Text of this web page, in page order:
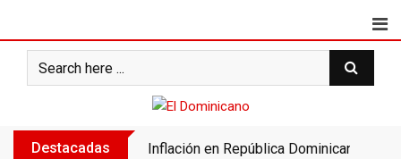
content
Destacadas Inflación en República Dominicana se